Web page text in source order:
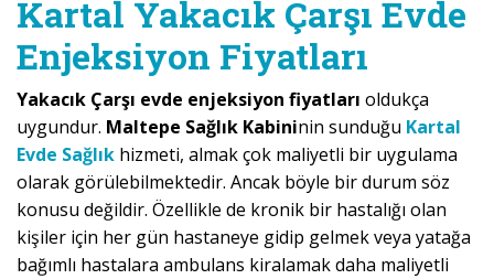
Kartal Yakacık Çarşı Evde
Enjeksiyon Fiyatları
Yakacık Çarşı evde enjeksiyon fiyatları oldukça
uygundur. Maltepe Sağlık Kabininin sunduğu Kartal
Evde Sağlık hizmeti, almak çok maliyetli bir uygulama
olarak görülebilmektedir. Ancak böyle bir durum söz
konusu değildir. Özellikle de kronik bir hastalığı olan
kişiler için her gün hastaneye gidip gelmek veya yatağa
bağımlı hastalara ambulans kiralamak daha maliyetli